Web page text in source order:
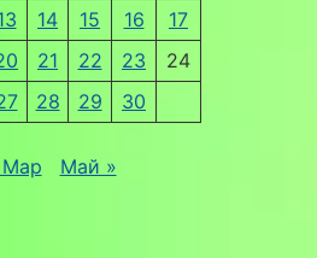
14 15 16
17
21 22 23
24
28 29 30
Мар Май »